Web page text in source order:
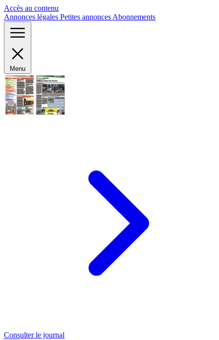
Accès au contenu
Annonces légales Petites annonces Abonnements
Menu
Consulter le journal
Panneau de gestion des cookies